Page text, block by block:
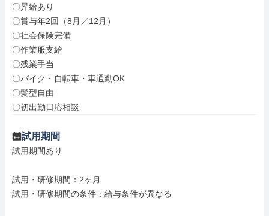
〇昇給あり
〇賞与年2回（8月／12月）
〇社会保険完備
〇作業服支給
〇残業手当
〇バイク・自転車・車通勤OK
〇髪型自由
〇初出勤日応相談
試用期間
試用期間あり
試用・研修期間：2ヶ月
試用・研修期間の条件：給与条件が異なる